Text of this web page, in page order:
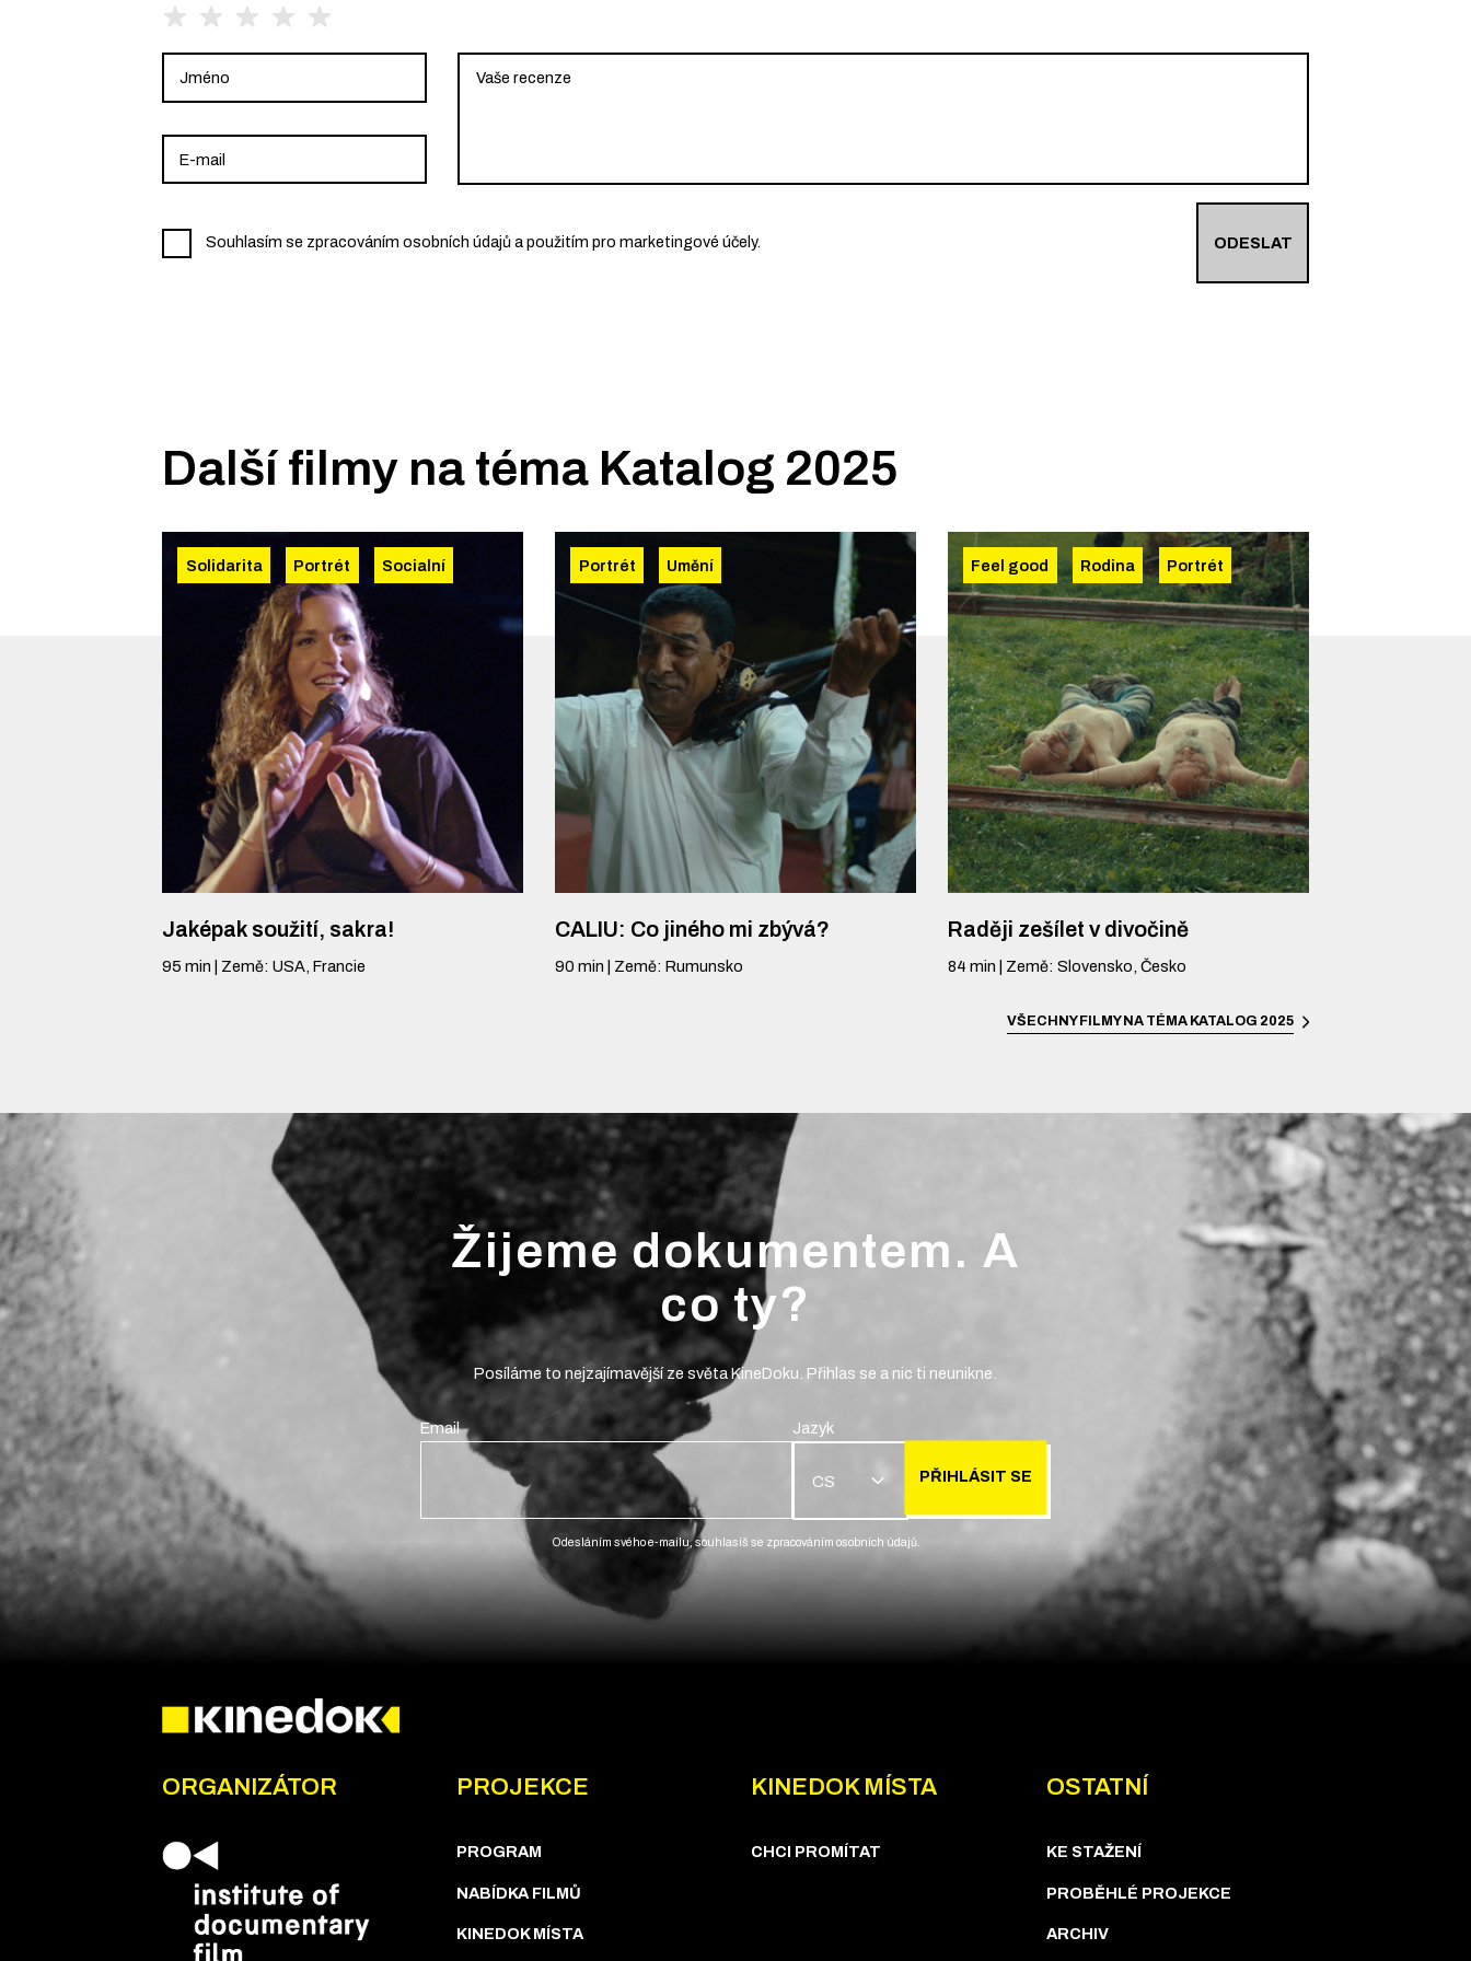
Souhlasím se zpracováním osobních údajů a použitím pro marketingové účely. ODESLAT
Další filmy na téma Katalog 2025
Solidarita Portrét Socialní
Jaképak soužití, sakra!
95 min | Země: USA, Francie
Portrét Umění
CALIU: Co jiného mi zbývá?
90 min | Země: Rumunsko
Feel good Rodina Portrét
Raději zešílet v divočině
84 min | Země: Slovensko, Česko
VŠECHNY FILMY NA TÉMA KATALOG 2025
Žijeme dokumentem. A
co ty?
Posíláme to nejzajímavější ze světa KineDoku. Přihlas se a nic ti neunikne.
Email Jazyk
CS PŘIHLÁSIT SE
Odesláním svého e-mailu, souhlasíš se zpracováním osobních údajů.
ORGANIZÁTOR PROJEKCE
PROGRAM
NABÍDKA FILMŮ
KINEDOK MÍSTA
KINEDOK MÍSTA
CHCI PROMÍTAT
OSTATNÍ
KE STAŽENÍ
PROBĚHLÉ PROJEKCE
ARCHIV